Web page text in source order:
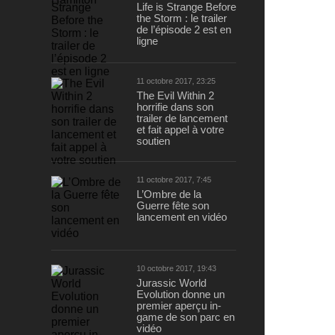
Life is Strange Before
the Storm : le trailer
de l’épisode 2 est en
ligne
11 octobre 2017, 23:25
The Evil Within 2
horrifie dans son
trailer de lancement
et fait appel à votre
soutien
11 octobre 2017, 7:45
L’Ombre de la
Guerre fête son
lancement en vidéo
10 octobre 2017, 19:43
Jurassic World
Evolution donne un
premier aperçu in-
game de son parc en
vidéo